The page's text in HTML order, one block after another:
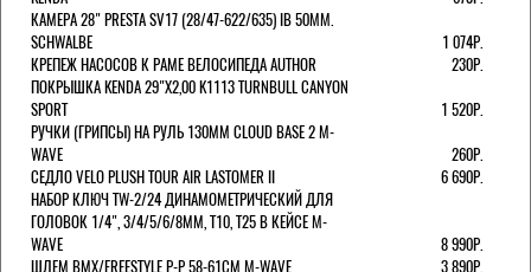
КАМЕРА 28" PRESTA SV17 (28/47-622/635) IB 50MM.
SCHWALBE
1 074Р.
КРЕПЕЖ НАСОСОВ К РАМЕ ВЕЛОСИПЕДА AUTHOR
230Р.
ПОКРЫШКА KENDA 29"Х2,00 K1113 TURNBULL CANYON
SPORT
1 520Р.
РУЧКИ (ГРИПСЫ) НА РУЛЬ 130ММ CLOUD BASE 2 M-
WAVE
260Р.
СЕДЛО VELO PLUSH TOUR AIR LASTOMER II
6 690Р.
НАБОР КЛЮЧ TW-2/24 ДИНАМОМЕТРИЧЕСКИЙ ДЛЯ
ГОЛОВОК 1/4", 3/4/5/6/8ММ, T10, T25 В КЕЙСЕ M-
WAVE
8 990Р.
ШЛЕМ ВМХ/FREESTYLE Р-Р 58-61СМ M-WAVE
3 890Р.